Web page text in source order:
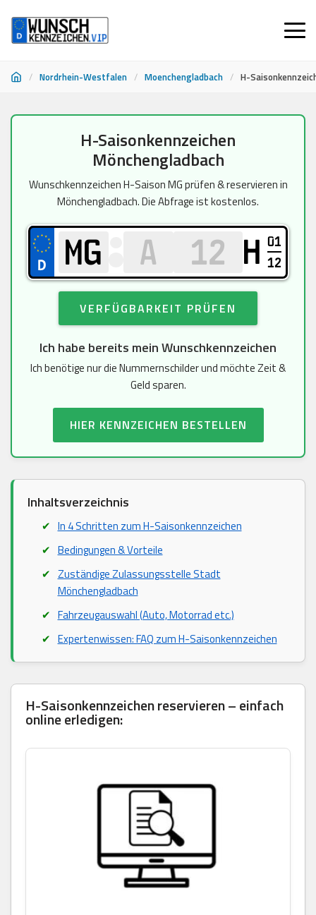
/ Nordrhein-Westfalen / Moenchengladbach / H-
H-Saisonkennzeichen
Mönchengladbach
Wunschkennzeichen H-Saison MG prüfen & reservieren in
Mönchengladbach. Die Abfrage ist kostenlos.
H 01
12
VERFÜGBARKEIT PRÜFEN
Ich habe bereits mein Wunschkennzeichen
Ich benötige nur die Nummernschilder und möchte Zeit &
Geld sparen.
HIER KENNZEICHEN BESTELLEN
Inhaltsverzeichnis
In 4 Schritten zum H-Saisonkennzeichen
Bedingungen & Vorteile
Zuständige Zulassungsstelle Stadt
Mönchengladbach
Fahrzeugauswahl (Auto, Motorrad etc.)
Expertenwissen: FAQ zum H-Saisonkennzeichen
H-Saisonkennzeichen reservieren – einfach
online erledigen: